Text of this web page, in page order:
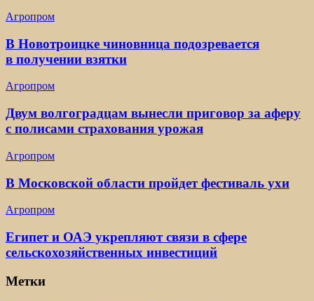
Агропром
В Новотроицке чиновница подозревается
в получении взятки
Агропром
Двум волгоградцам вынесли приговор за аферу
с полисами страхования урожая
Агропром
В Московской области пройдет фестиваль ухи
Агропром
Египет и ОАЭ укрепляют связи в сфере
сельскохозяйственных инвестиций
Метки